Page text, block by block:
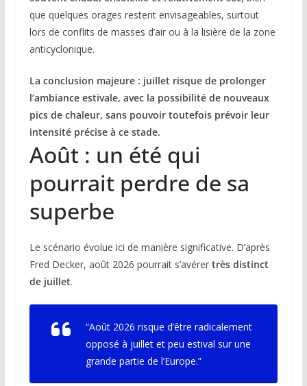
que quelques orages restent envisageables, surtout
lors de conflits de masses d’air ou à la lisière de la zone
anticyclonique.
La conclusion majeure : juillet risque de prolonger
l’ambiance estivale, avec la possibilité de nouveaux
pics de chaleur, sans pouvoir toutefois prévoir leur
intensité précise à ce stade.
Août : un été qui
pourrait perdre de sa
superbe
Le scénario évolue ici de manière significative. D’après
Fred Decker, août 2026 pourrait s’avérer très distinct
de juillet.
“Août 2026 risque d’être radicalement
opposé à juillet et peu estival sur une
grande partie de l’Europe.”